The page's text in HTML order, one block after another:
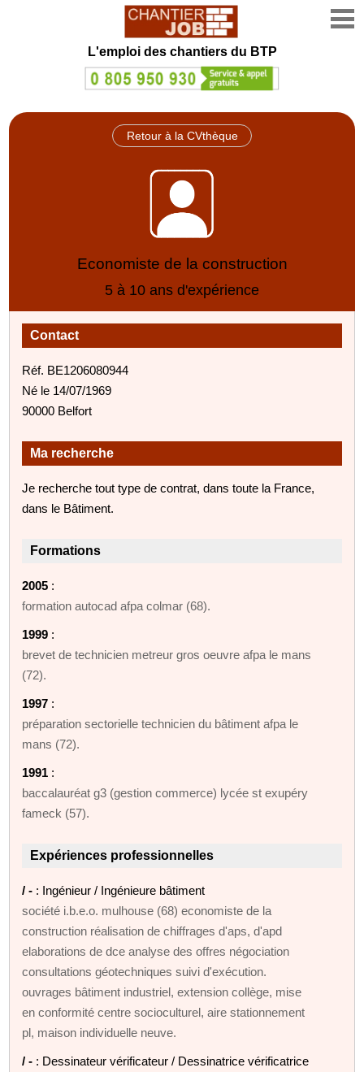
L'emploi des chantiers du BTP
Retour à la CVthèque
Economiste de la construction
5 à 10 ans d'expérience
Contact
Réf. BE1206080944
Né le 14/07/1969
90000 Belfort
Ma recherche
Je recherche tout type de contrat, dans toute la France,
dans le Bâtiment.
Formations
2005 :
formation autocad afpa colmar (68).
1999 :
brevet de technicien metreur gros oeuvre afpa le mans
(72).
1997 :
préparation sectorielle technicien du bâtiment afpa le
mans (72).
1991 :
baccalauréat g3 (gestion commerce) lycée st exupéry
fameck (57).
Expériences professionnelles
/ - : Ingénieur / Ingénieure bâtiment
société i.b.e.o. mulhouse (68) economiste de la
construction réalisation de chiffrages d'aps, d'apd
elaborations de dce analyse des offres négociation
consultations géotechniques suivi d'exécution.
ouvrages bâtiment industriel, extension collège, mise
en conformité centre socioculturel, aire stationnement
pl, maison individuelle neuve.
/ - : Dessinateur vérificateur / Dessinatrice vérificatrice